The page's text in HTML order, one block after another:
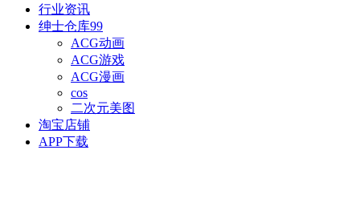
行业资讯
绅士仓库99
ACG动画
ACG游戏
ACG漫画
cos
二次元美图
淘宝店铺
APP下载